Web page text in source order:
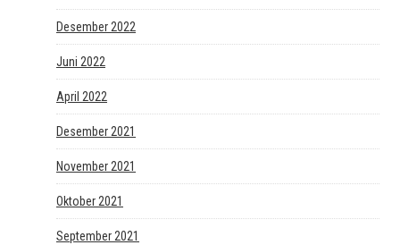
Desember 2022
Juni 2022
April 2022
Desember 2021
November 2021
Oktober 2021
September 2021